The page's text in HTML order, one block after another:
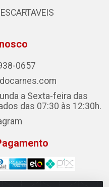
0657
a Sexta-feira das
das 07:30 às 12:30h.